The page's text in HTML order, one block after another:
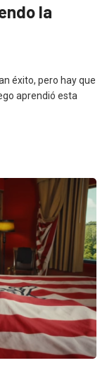
la
éxito, pero hay que
aprendió esta